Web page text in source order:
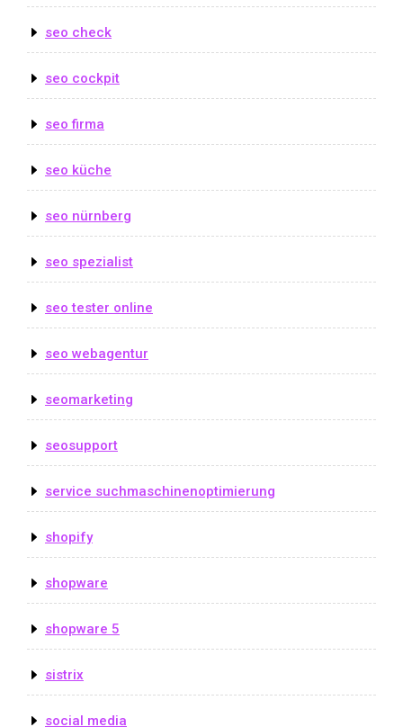
seo check
seo cockpit
seo firma
seo küche
seo nürnberg
seo spezialist
seo tester online
seo webagentur
seomarketing
seosupport
service suchmaschinenoptimierung
shopify
shopware
shopware 5
sistrix
social media